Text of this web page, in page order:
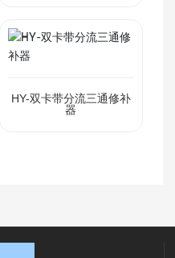
HY-双卡带分流三通修补
器